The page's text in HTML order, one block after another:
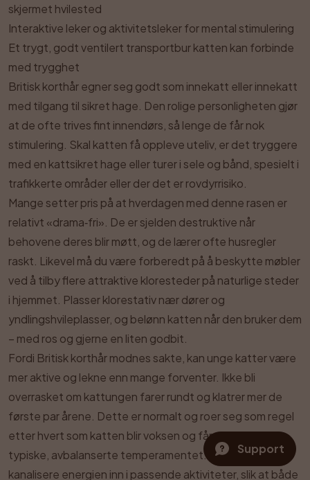
skjermet hvilested
Interaktive leker og aktivitetsleker for mental stimulering
Et trygt, godt ventilert transportbur katten kan forbinde
med trygghet
Britisk korthår egner seg godt som innekatt eller innekatt
med tilgang til sikret hage. Den rolige personligheten gjør
at de ofte trives fint innendørs, så lenge de får nok
stimulering. Skal katten få oppleve uteliv, er det tryggere
med en kattsikret hage eller turer i sele og bånd, spesielt i
trafikkerte områder eller der det er rovdyrrisiko.
Mange setter pris på at hverdagen med denne rasen er
relativt «drama‑fri». De er sjelden destruktive når
behovene deres blir møtt, og de lærer ofte husregler
raskt. Likevel må du være forberedt på å beskytte møbler
ved å tilby flere attraktive kloresteder på naturlige steder
i hjemmet. Plasser klorestativ nær dører og
yndlingshvileplasser, og belønn katten når den bruker dem
– med ros og gjerne en liten godbit.
Fordi Britisk korthår modnes sakte, kan unge katter være
mer aktive og lekne enn mange forventer. Ikke bli
overrasket om kattungen farer rundt og klatrer mer de
første par årene. Dette er normalt og roer seg som regel
etter hvert som katten blir voksen og får mer av det
typiske, avbalanserte temperamentet. Nøkkelen er å
kanalisere energien inn i passende aktiviteter, slik at både
Support